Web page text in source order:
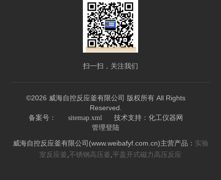
扫一扫，关注我们
©2026 威海自控反应釜有限公司 版权所有 All Rights
Reserved.
备案号： sitemap.xml 技术支持： 化工仪器网
管理登陆
威海自控反应釜有限公司(www.weibafyf.com.cn)主营产品： 实验
室反应釜 不锈钢高压釜 平盖开式磁力高压反应